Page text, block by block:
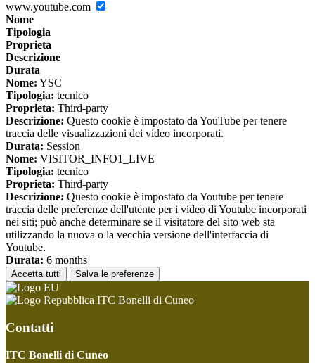
www.youtube.com
Nome
Tipologia
Proprieta
Descrizione
Durata
Nome: YSC
Tipologia: tecnico
Proprieta: Third-party
Descrizione: Questo cookie è impostato da YouTube per tenere
traccia delle visualizzazioni dei video incorporati.
Durata: Session
Nome: VISITOR_INFO1_LIVE
Tipologia: tecnico
Proprieta: Third-party
Descrizione: Questo cookie è impostato da Youtube per tenere
traccia delle preferenze dell'utente per i video di Youtube incorporati
nei siti; può anche determinare se il visitatore del sito web sta
utilizzando la nuova o la vecchia versione dell'interfaccia di
Youtube.
Durata: 6 months
Accetta tutti Salva le preferenze
ITC Bonelli di Cuneo
Contatti
ITC Bonelli di Cuneo